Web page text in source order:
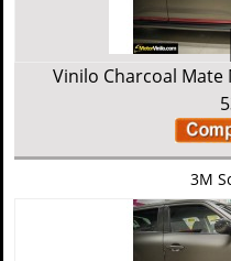
Vinilo Charcoal Mate
3M